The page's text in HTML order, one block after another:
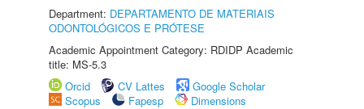
Department: DEPARTAMENTO DE MATERIAIS
ODONTOLÓGICOS E PRÓTESE
Academic Appointment Category: RDIDP Academic
title: MS-5.3
Orcid
CV Lattes
Google Scholar
Scopus
Fapesp
Dimensions